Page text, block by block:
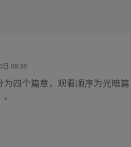
日 08:36
为四个篇章，观看顺序为光暗